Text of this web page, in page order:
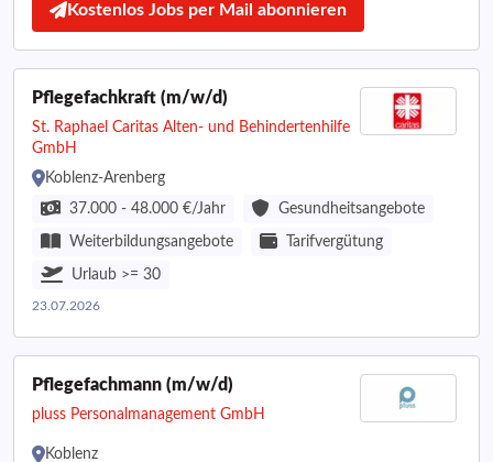
Kostenlos Jobs per Mail abonnieren
Pflegefachkraft (m/w/d)
St. Raphael Caritas Alten- und Behindertenhilfe
GmbH
Koblenz-Arenberg
37.000 - 48.000 €/Jahr
Gesundheitsangebote
Weiterbildungsangebote Tarifvergütung
Urlaub >= 30
23.07.2026
Pflegefachmann (m/w/d)
pluss Personalmanagement GmbH
Koblenz